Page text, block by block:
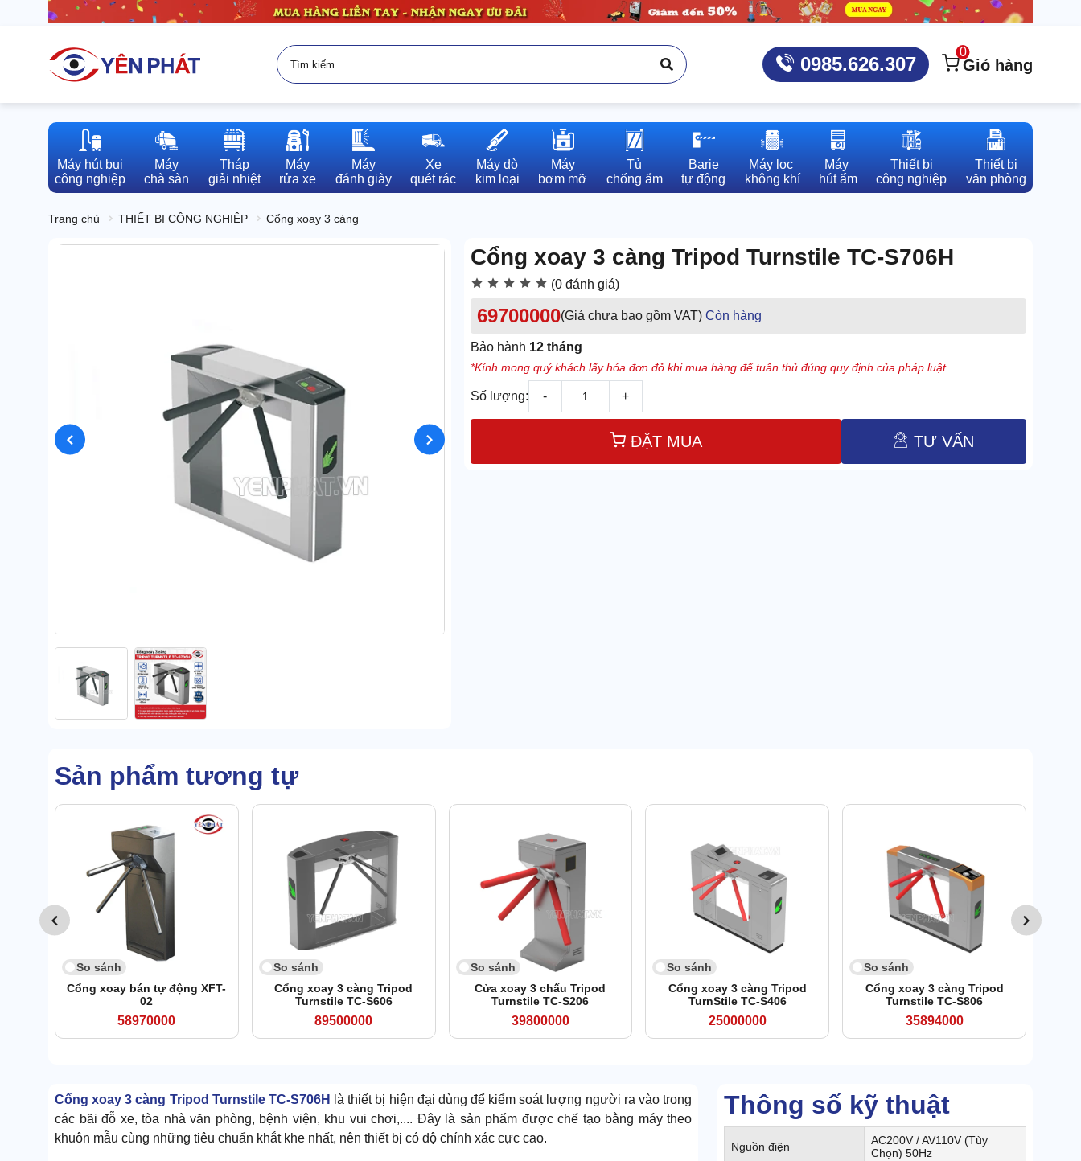
0985.626.307
0
Giỏ hàng
Máy hút bụi
công nghiệp
Máy
chà sàn
Tháp
giải nhiệt
Máy
rửa xe
Máy
đánh giày
Xe
quét rác
Máy dò
kim loại
Máy
bơm mỡ
Tủ
chống ẩm
Barie
tự động
Máy lọc
không khí
Máy
hút ẩm
Thiết bị
công nghiệp
Thiết bị
văn phòng
Trang chủ THIẾT BỊ CÔNG NGHIỆP Cổng xoay 3 càng
Cổng xoay 3 càng Tripod Turnstile TC-S706H
(0 đánh giá)
69700000(Giá chưa bao gồm VAT) Còn hàng
Bảo hành 12 tháng
*Kính mong quý khách lấy hóa đơn đỏ khi mua hàng để tuân thủ đúng quy định của pháp luật.
Số lượng: - +
ĐẶT MUA TƯ VẤN
Sản phẩm tương tự
So sánh
Cổng xoay bán tự động XFT-
02
58970000
So sánh
Cổng xoay 3 càng Tripod
Turnstile TC-S606
89500000
So sánh
Cửa xoay 3 chấu Tripod
Turnstile TC-S206
39800000
So sánh
Cổng xoay 3 càng Tripod
TurnStile TC-S406
25000000
So sánh
Cổng xoay 3 càng Tripod
Turnstile TC-S806
35894000
Thông số kỹ thuật
Nguồn điện
AC200V / AV110V (Tùy
Chọn) 50Hz
Cổng xoay 3 càng Tripod Turnstile TC-S706H
là thiết bị hiện đại dùng để kiểm soát lượng người ra vào trong
các bãi đỗ xe, tòa nhà văn phòng, bệnh viện, khu vui chơi,.... Đây là sản phẩm được chế tạo bằng máy theo
khuôn mẫu cùng những tiêu chuẩn khắt khe nhất, nên thiết bị có độ chính xác cực cao.